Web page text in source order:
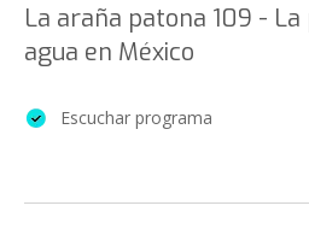
La araña patona 109 -
agua en México
Escuchar programa